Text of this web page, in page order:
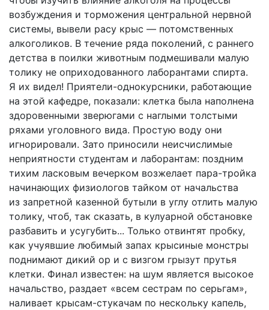
возбуждения и торможения центральной нервной
системы, вывели расу крыс — потомственных
алкоголиков. В течение ряда поколений, с раннего
детства в поилки животным подмешивали малую
толику не оприходованного лаборантами спирта.
Я их видел! Приятели-однокурсники, работающие
на этой кафедре, показали: клетка была наполнена
здоровенными зверюгами с наглыми толстыми
ряхами уголовного вида. Простую воду они
игнорировали. Зато приносили неисчислимые
неприятности студентам и лаборантам: поздним
тихим ласковым вечерком возжелает пара-тройка
начинающих физиологов тайком от начальства
из запретной казенной бутыли в углу отлить малую
толику, чтоб, так сказать, в кулуарной обстановке
разбавить и усугубить... Только отвинтят пробку,
как учуявшие любимый запах крысиные монстры
поднимают дикий ор и с визгом грызут прутья
клетки. Финал известен: на шум является высокое
начальство, раздает «всем сестрам по серьгам»,
наливает крысам-стукачам по нескольку капель,